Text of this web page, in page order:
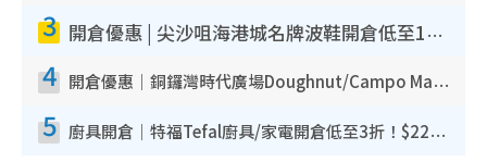
3 開倉優惠 | 尖沙咀海港城名牌波鞋開倉低至1折！On鞋$899起／Joy&Peace鞋履$98起
4 開倉優惠｜銅鑼灣時代廣場Doughnut/Campo Marzio開倉低至1折！背囊、書包、手袋劈價$200起
5 廚具開倉｜特福Tefal廚具/家電開倉低至3折！$220起買平底鍋/炒鑊/湯煲！電飯煲/吸塵機/燙斗$418起